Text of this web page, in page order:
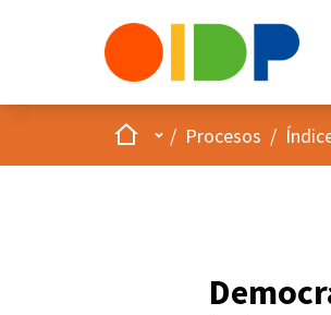
InicioMenú principal
/ Procesos /